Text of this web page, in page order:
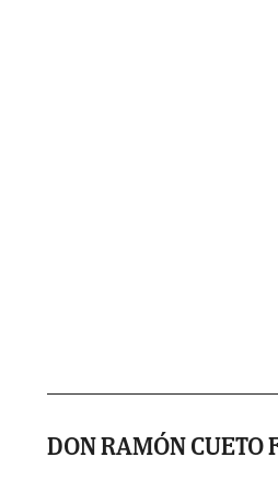
DON RAMÓN CUETO